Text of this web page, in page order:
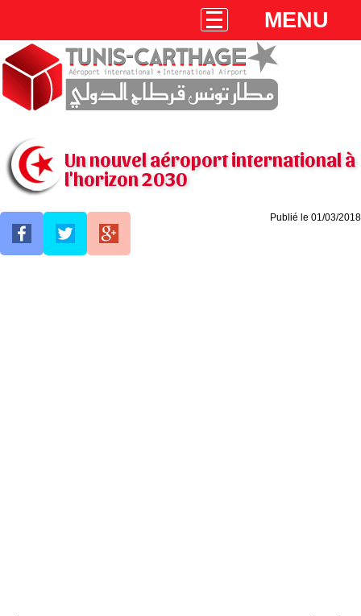
MENU
Un nouvel aéroport international à
l'horizon 2030
Publié le 01/03/2018